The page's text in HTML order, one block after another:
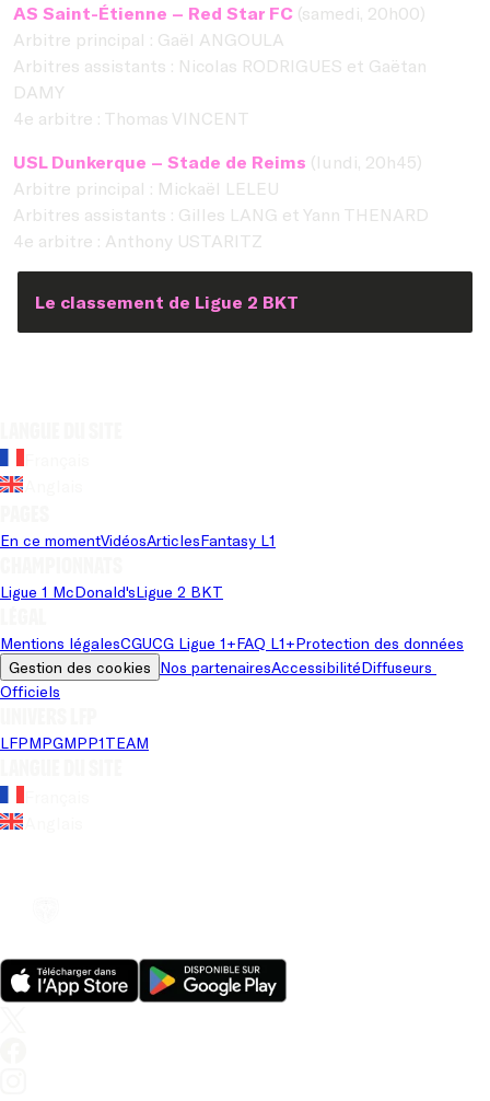
AS Saint-Étienne – Red Star FC (samedi, 20h00)
Arbitre principal : Gaël ANGOULA
Arbitres assistants : Nicolas RODRIGUES et Gaëtan
DAMY
4e arbitre : Thomas VINCENT
USL Dunkerque – Stade de Reims (lundi, 20h45)
Arbitre principal : Mickaël LELEU
Arbitres assistants : Gilles LANG et Yann THENARD
4e arbitre : Anthony USTARITZ
Le classement de Ligue 2 BKT
En ce momentVidéosArticlesFantasy L1
Ligue 1 McDonald'sLigue 2 BKT
Mentions légalesCGUCG Ligue 1+FAQ L1+Protection des données
Gestion des cookies Nos partenairesAccessibilitéDiffuseurs
Officiels
LFPMPGMPP1TEAM